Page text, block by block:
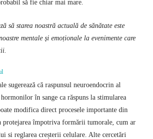
să fie chiar mai mare.
să starea noastră actuală de sănătate este
mentale și emoționale la evenimente care
sugerează că raspunsul neuroendocrin al
în sange ca răspuns la stimularea
modifica direct procesele importante din
protejarea împotriva formării tumorale, cum ar
si reglarea creșterii celulare. Alte cercetări